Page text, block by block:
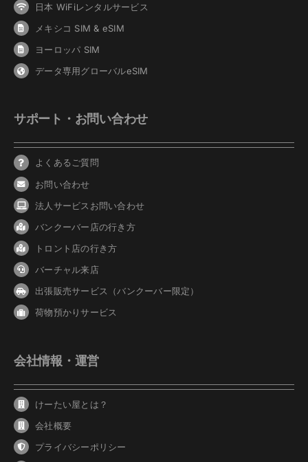
日本 WiFiレンタルサービス
メキシコ SIM & eSIM
ヨーロッパ SIM
データ専用グローバルeSIM
サポート・お問い合わせ
よくあるご質問
お問い合わせ
法人サービスお問い合わせ
バンクーバー 店の行き方
トロント店の行き方
バーチャル来店
出張販売サービス（バンクーバー限定）
荷物預かりサービス
会社情報・運営
けーたい屋とは？
会社概要
プライバシーポリシー